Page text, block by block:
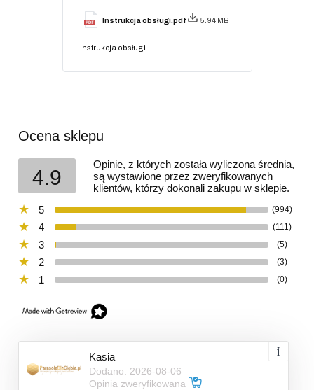
Instrukcja obsługi.pdf 5.94 MB
Instrukcja obsługi
Ocena sklepu
4.9
Opinie, z których została wyliczona średnia,
są wystawione przez zweryfikowanych
klientów, którzy dokonali zakupu w sklepie.
5
(994)
4 (111)
3 (5)
2 (3)
1 (0)
Kasia
Dodano: 2026-08-06
Opinia zweryfikowana